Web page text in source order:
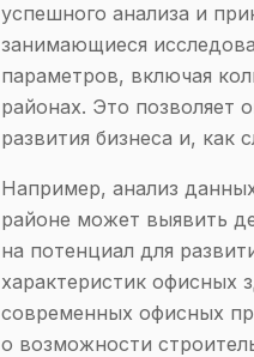
успешного анализа и
занимающиеся
параметров, включая
районах. Это позволяет
развития бизнеса и, как
Например, анализ
районе может выявить
на потенциал для
характеристик офисных
современных офисных
о возможности